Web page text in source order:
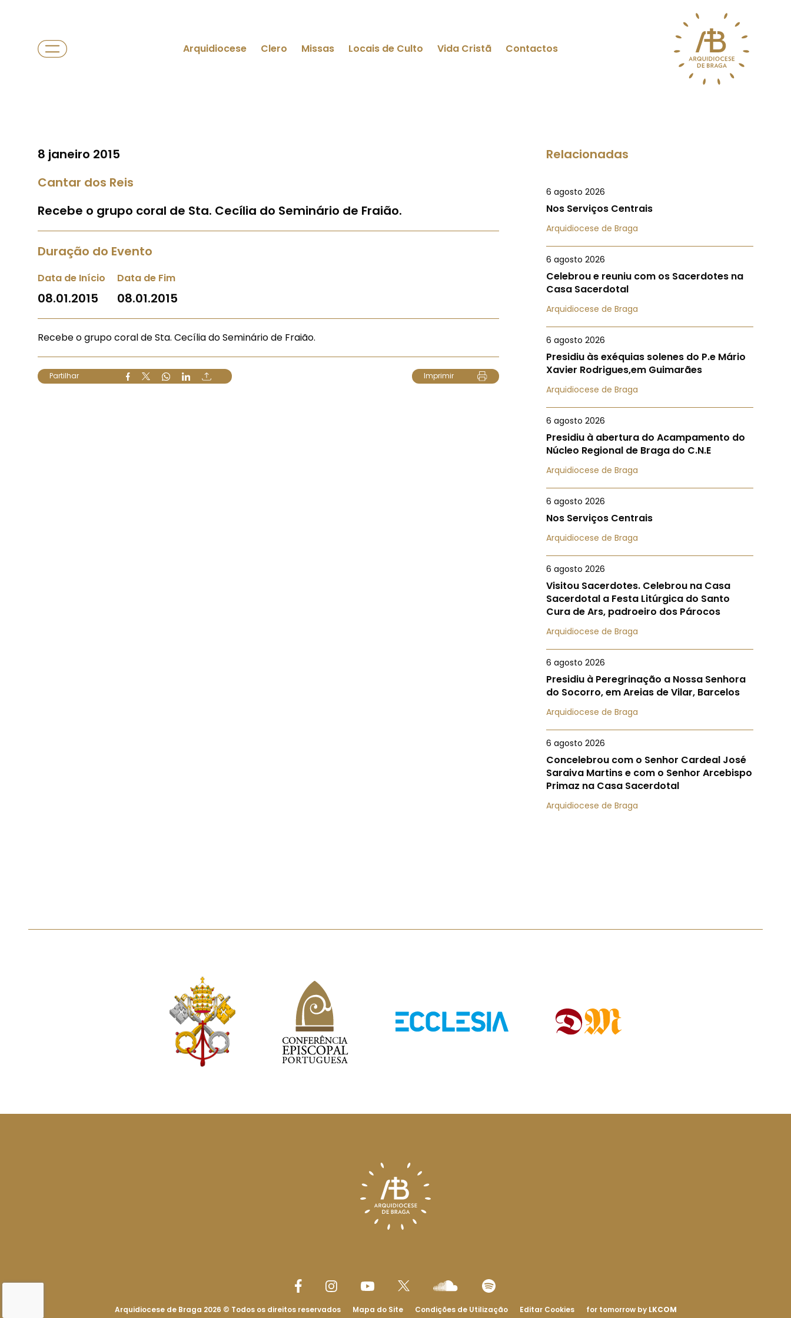
Arquidiocese Clero Missas Locais de Culto Vida Cristã Contactos
8 janeiro 2015
Cantar dos Reis
Recebe o grupo coral de Sta. Cecília do Seminário de Fraião.
Duração do Evento
Data de Início
08.01.2015
Data de Fim
08.01.2015
Recebe o grupo coral de Sta. Cecília do Seminário de Fraião.
Partilhar Imprimir
Relacionadas
6 agosto 2026
Nos Serviços Centrais
Arquidiocese de Braga
6 agosto 2026
Celebrou e reuniu com os Sacerdotes na
Casa Sacerdotal
Arquidiocese de Braga
6 agosto 2026
Presidiu às exéquias solenes do P.e Mário
Xavier Rodrigues,em Guimarães
Arquidiocese de Braga
6 agosto 2026
Presidiu à abertura do Acampamento do
Núcleo Regional de Braga do C.N.E
Arquidiocese de Braga
6 agosto 2026
Nos Serviços Centrais
Arquidiocese de Braga
6 agosto 2026
Visitou Sacerdotes. Celebrou na Casa
Sacerdotal a Festa Litúrgica do Santo
Cura de Ars, padroeiro dos Párocos
Arquidiocese de Braga
6 agosto 2026
Presidiu à Peregrinação a Nossa Senhora
do Socorro, em Areias de Vilar, Barcelos
Arquidiocese de Braga
6 agosto 2026
Concelebrou com o Senhor Cardeal José
Saraiva Martins e com o Senhor Arcebispo
Primaz na Casa Sacerdotal
Arquidiocese de Braga
Arquidiocese de Braga 2026 © Todos os direitos reservados Mapa do Site Condições de Utilização Editar Cookies for tomorrow by LKCOM